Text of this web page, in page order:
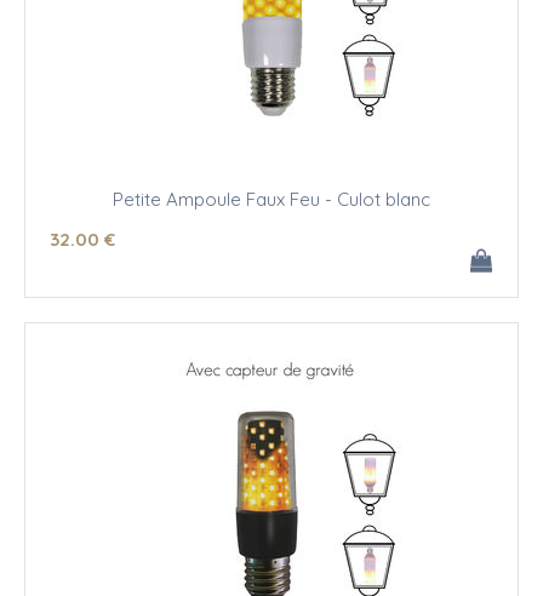
Petite Ampoule Faux Feu - Culot blanc
32.00 €